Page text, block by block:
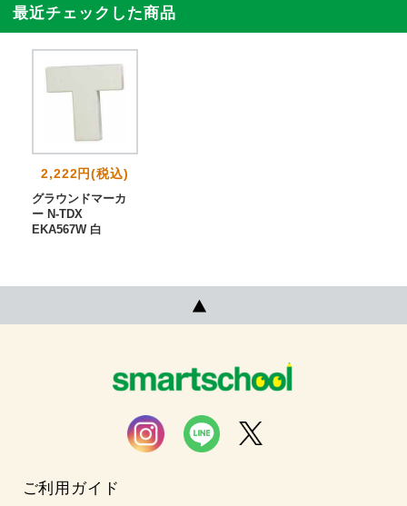
最近チェックした商品
2,222円(税込)
グラウンドマーカ
ー N-TDX
EKA567W 白
ご利用ガイド